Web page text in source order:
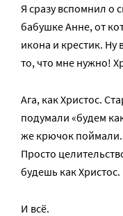
Я сразу вспомнил о
бабушке Анне, от
икона и крестик.
то, что мне нужно!
Ага, как Христос.
подумали «будем
же крючок поймали.
Просто
будешь как Христос.
И всё.